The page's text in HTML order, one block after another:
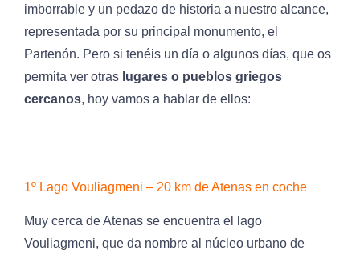
imborrable y un pedazo de historia a nuestro alcance,
representada por su principal monumento, el
Partenón. Pero si tenéis un día o algunos días, que os
permita ver otras lugares o pueblos griegos
cercanos, hoy vamos a hablar de ellos:
1º Lago Vouliagmeni – 20 km de Atenas en coche
Muy cerca de Atenas se encuentra el lago
Vouliagmeni, que da nombre al núcleo urbano de